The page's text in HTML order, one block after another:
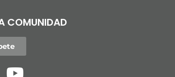
COMUNIDAD